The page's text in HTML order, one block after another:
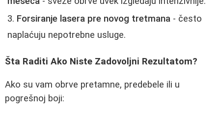
Forsiranje lasera pre novog tretmana - često
naplaćuju nepotrebne usluge.
Šta Raditi Ako Niste Zadovoljni Rezultatom?
Ako su vam obrve pretamne, predebele ili u
pogrešnoj boji: